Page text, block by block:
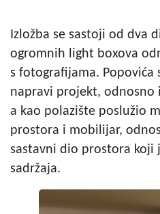
Izložba se sastoji od dva
ogromnih light boxova
s fotografijama. Popovića
napravi projekt, odnosno
a kao polazište poslužio
prostora i mobilijar,
sastavni dio prostora koji
sadržaja.